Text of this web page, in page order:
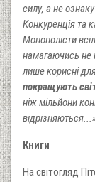
силу, а не
Конкуренція та
Монополісти
намагаючись не
лише корисні
покращують
ніж мільйони
Книги
На світогляд